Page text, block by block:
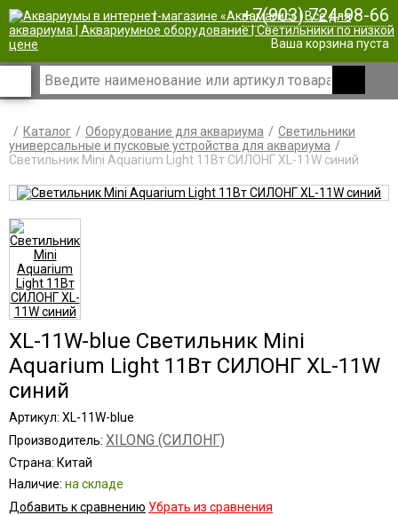
| +7(903) 724-98-66
Ваша корзина пуста
Каталог Оборудование для аквариума
Светильники
универсальные и пусковые устройства для аквариума
Светильник Mini Aquarium Light 11Вт СИЛОНГ XL-11W синий
XL-11W-blue Светильник Mini
Aquarium Light 11Вт СИЛОНГ XL-11W
синий
Артикул: XL-11W-blue
Производитель: XILONG (СИЛОНГ)
Страна: Китай
Наличие: на складе
Добавить к сравнению Убрать из сравнения